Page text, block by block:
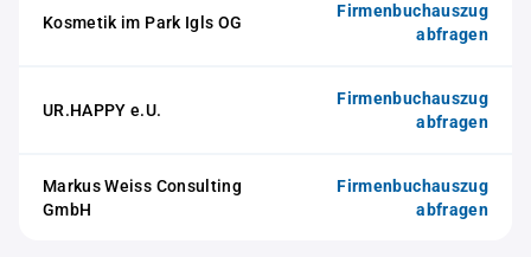
Kosmetik im Park Igls OG
Firmenbuchauszug
abfragen
UR.HAPPY e.U.
Firmenbuchauszug
abfragen
Markus Weiss Consulting
GmbH
Firmenbuchauszug
abfragen